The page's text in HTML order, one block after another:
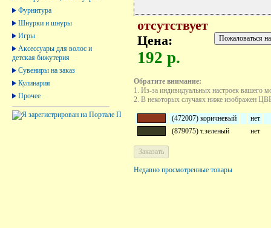
Фурнитура
Шнурки и шнуры
Игры
Аксессуары для волос и
детская бижутерия
Сувениры на заказ
Кулинария
Прочее
отсутствует
Цена:
192 р.
Обратите внимание:
1. Из-за индивидуальных настроек вашего
2. В некоторых случаях ниже изображен
(472007) коричневый
нет
(879075) т.зеленый
нет
Недавно просмотренные товары